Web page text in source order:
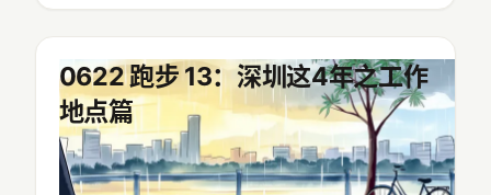
0622 跑步 13：深圳这4年之工作
地点篇